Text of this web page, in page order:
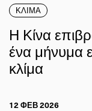
ΚΛΙΜΑ
Η Κίνα
ένα μήνυμα
κλίμα
12 ΦΕΒ 2026